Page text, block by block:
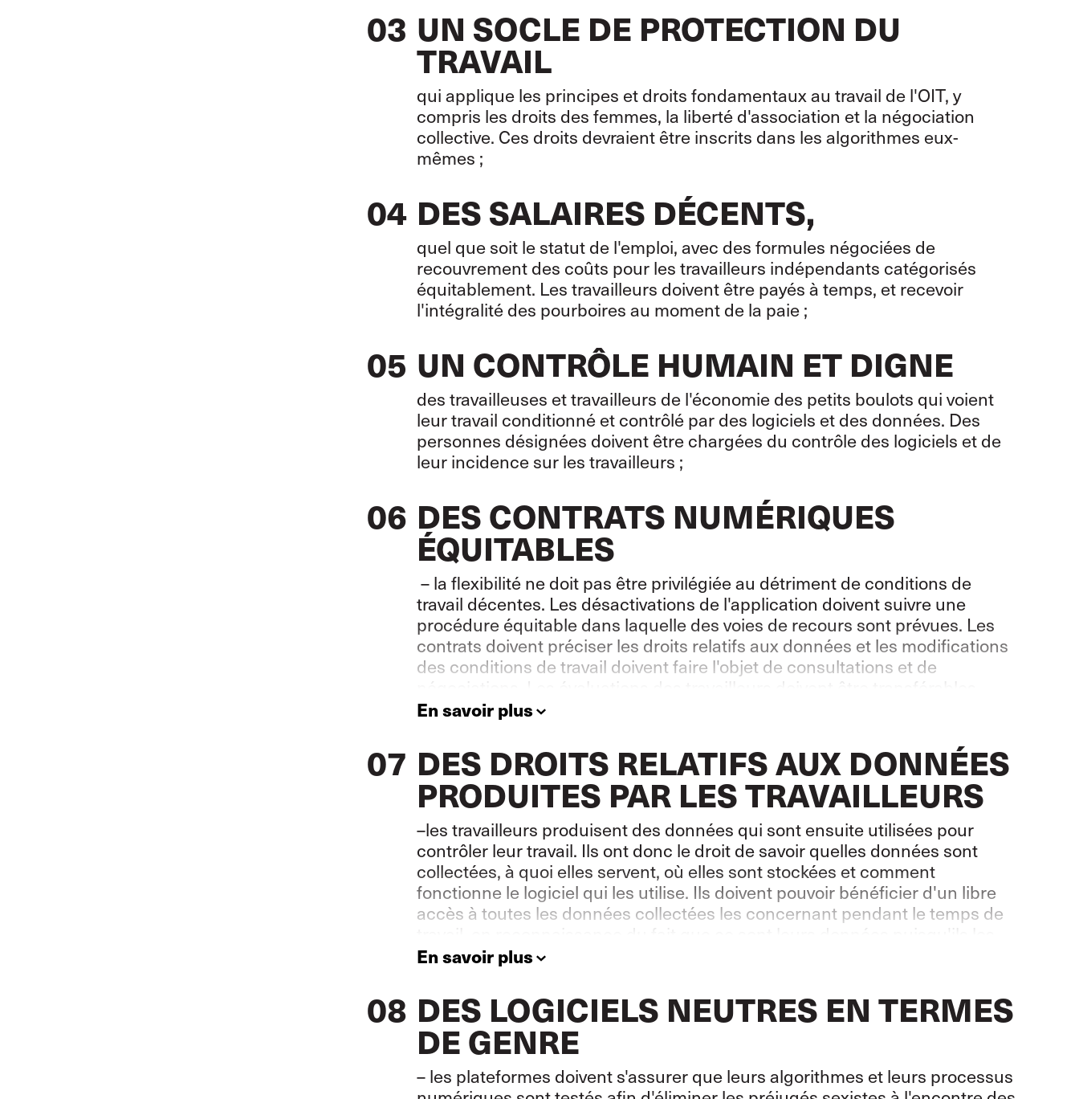
03 UN SOCLE DE PROTECTION DU
TRAVAIL
qui applique les principes et droits fondamentaux au travail de l'OIT, y
compris les droits des femmes, la liberté d'association et la négociation
collective. Ces droits devraient être inscrits dans les algorithmes eux-
mêmes ;
04 DES SALAIRES DÉCENTS,
quel que soit le statut de l'emploi, avec des formules négociées de
recouvrement des coûts pour les travailleurs indépendants catégorisés
équitablement. Les travailleurs doivent être payés à temps, et recevoir
l'intégralité des pourboires au moment de la paie ;
05 UN CONTRÔLE HUMAIN ET DIGNE
des travailleuses et travailleurs de l'économie des petits boulots qui voient
leur travail conditionné et contrôlé par des logiciels et des données. Des
personnes désignées doivent être chargées du contrôle des logiciels et de
leur incidence sur les travailleurs ;
06 DES CONTRATS NUMÉRIQUES
ÉQUITABLES
– la flexibilité ne doit pas être privilégiée au détriment de conditions de
travail décentes. Les désactivations de l'application doivent suivre une
procédure équitable dans laquelle des voies de recours sont prévues. Les
contrats doivent préciser les droits relatifs aux données et les modifications
des conditions de travail doivent faire l'objet de consultations et de
d'une application à l'autre ;
En savoir plus
07 DES DROITS RELATIFS AUX DONNÉES
PRODUITES PAR LES TRAVAILLEURS
–les travailleurs produisent des données qui sont ensuite utilisées pour
contrôler leur travail. Ils ont donc le droit de savoir quelles données sont
collectées, à quoi elles servent, où elles sont stockées et comment
fonctionne le logiciel qui les utilise. Ils doivent pouvoir bénéficier d'un libre
accès à toutes les données collectées les concernant pendant le temps de
ont créées ;
En savoir plus
08 DES LOGICIELS NEUTRES EN TERMES
DE GENRE
– les plateformes doivent s'assurer que leurs algorithmes et leurs processus